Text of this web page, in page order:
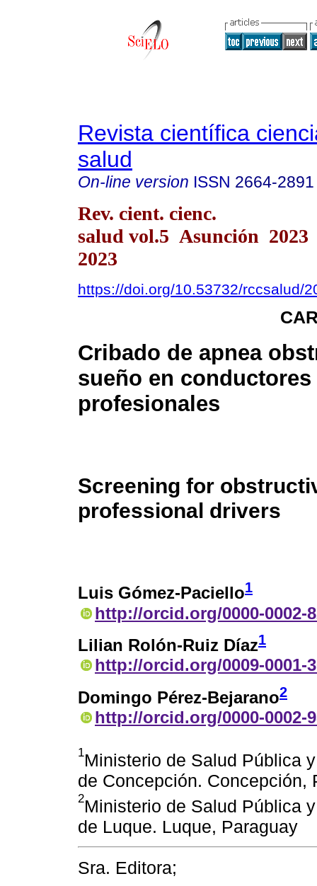
Revista científica
salud
On-line version ISSN 2664-2891
Rev. cient. cienc.
salud vol.5 Asunción 2023
2023
https://doi.org/10.53732/rccsalud/
Cribado de apnea
sueño en conductores
profesionales
Screening for
professional drivers
Luis Gómez-Paciello1
http://orcid.org/0000-0002-
Lilian Rolón-Ruiz Díaz1
http://orcid.org/0009-0001-
Domingo Pérez-Bejarano2
http://orcid.org/0000-0002-
1Ministerio de Salud Pública
de Concepción. Concepción,
2Ministerio de Salud Pública
de Luque. Luque, Paraguay
Sra. Editora;